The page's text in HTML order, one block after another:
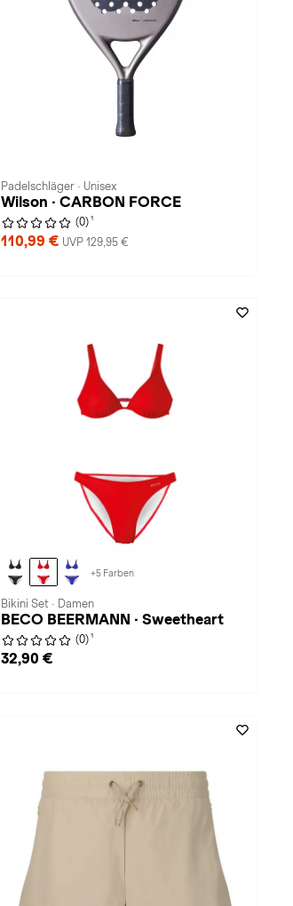
Padelschläger · Unisex
Wilson · CARBON FORCE
(0) 1
110,99 € UVP 129,95 €
+5 Farben
Bikini Set · Damen
BECO BEERMANN · Sweetheart
(0) 1
32,90 €